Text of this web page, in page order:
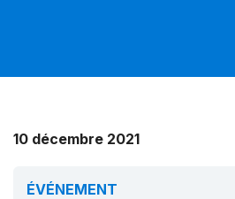
10 décembre 2021
ÉVÉNEMENT